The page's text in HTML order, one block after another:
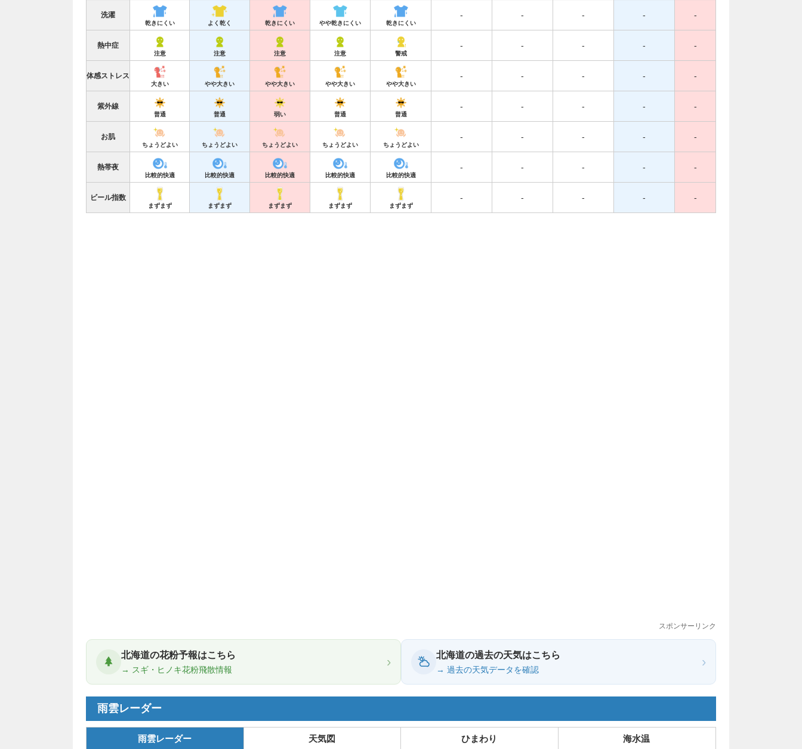
洗濯
乾きにくい よく乾く 乾きにくい やや乾きにくい 乾きにくい
- - - - -
熱中症
注意 注意 注意 注意 警戒
- - - - -
体感ストレス
大きい やや大きい やや大きい やや大きい やや大きい
- - - - -
紫外線
普通 普通 弱い 普通 普通
- - - - -
お肌
ちょうどよい ちょうどよい ちょうどよい ちょうどよい ちょうどよい
- - - - -
熱帯夜
比較的快適 比較的快適 比較的快適 比較的快適 比較的快適
- - - - -
ビール指数
まずまず まずまず まずまず まずまず まずまず
- - - - -
スポンサーリンク
北海道の花粉予報はこちら
→ スギ・ヒノキ花粉飛散情報
› 北海道の過去の天気はこちら
→ 過去の天気データを確認
›
雨雲レーダー
雨雲レーダー 天気図 ひまわり 海水温